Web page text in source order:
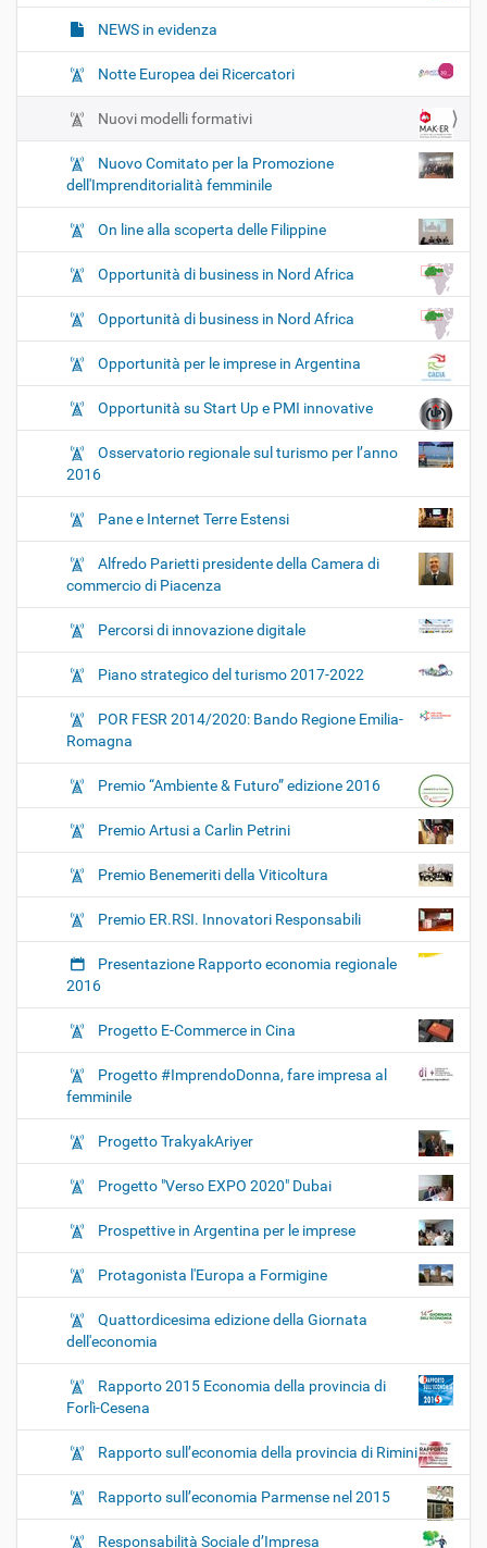
NEWS in evidenza
Notte Europea dei Ricercatori
Nuovi modelli formativi
Nuovo Comitato per la Promozione
dell'Imprenditorialità femminile
On line alla scoperta delle Filippine
Opportunità di business in Nord Africa
Opportunità di business in Nord Africa
Opportunità per le imprese in Argentina
Opportunità su Start Up e PMI innovative
Osservatorio regionale sul turismo per l’anno
2016
Pane e Internet Terre Estensi
Alfredo Parietti presidente della Camera di
commercio di Piacenza
Percorsi di innovazione digitale
Piano strategico del turismo 2017-2022
POR FESR 2014/2020: Bando Regione Emilia-
Romagna
Premio “Ambiente & Futuro” edizione 2016
Premio Artusi a Carlin Petrini
Premio Benemeriti della Viticoltura
Premio ER.RSI. Innovatori Responsabili
Presentazione Rapporto economia regionale
2016
Progetto E-Commerce in Cina
Progetto #ImprendoDonna, fare impresa al
femminile
Progetto TrakyakAriyer
Progetto "Verso EXPO 2020" Dubai
Prospettive in Argentina per le imprese
Protagonista l'Europa a Formigine
Quattordicesima edizione della Giornata
dell'economia
Rapporto 2015 Economia della provincia di
Forlì-Cesena
Rapporto sull’economia della provincia di Rimini
Rapporto sull’economia Parmense nel 2015
Responsabilità Sociale d’Impresa